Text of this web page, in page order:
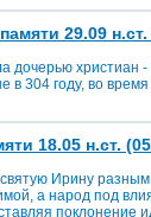
29.09 н.ст.
дочерью
304 году, во
18.05 н.ст.
Ирину
а народ под